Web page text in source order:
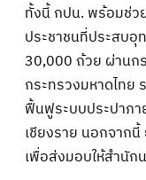
ทั้งนี้ กปน. พร้อมช่ว
ประชาชนที่ประสบ
30,000 ถ้วย ผ่านก
กระทรวงมหาดไทย
ฟื้นฟูระบบประปาภา
เชียงราย นอกจาก
เพื่อส่งมอบให้สำนัก